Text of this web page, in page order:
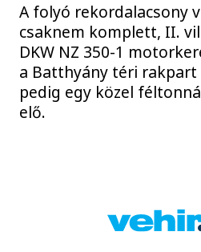
A folyó rekordalacsony
csaknem komplett, II.
DKW NZ 350-1
a Batthyány téri rakpart
pedig egy közel
elő.